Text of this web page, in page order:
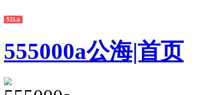
51La
555000a公海|首页